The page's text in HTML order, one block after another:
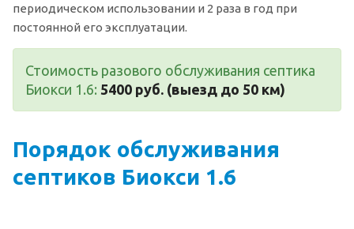
периодическом использовании и 2 раза в год при
постоянной его эксплуатации.
Стоимость разового обслуживания септика
Биокси 1.6: 5400 руб. (выезд до 50 км)
Порядок обслуживания
септиков Биокси 1.6